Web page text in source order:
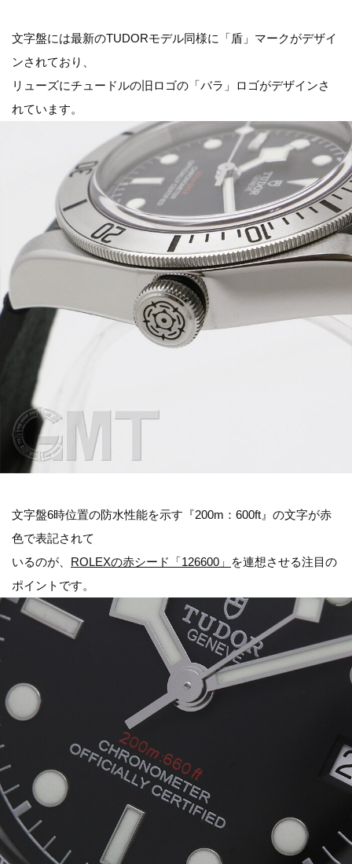
文字盤には最新のTUDORモデル同様に「盾」マークがデザイ
ンされており、
リューズにチュードルの旧ロゴの「バラ」ロゴがデザインさ
れています。
文字盤6時位置の防水性能を示す『200m：600ft』の文字が赤
色で表記されて
いるのが、 ROLEXの赤シード「126600」
を連想させる注目の
ポイントです。